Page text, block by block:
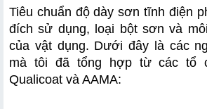
Tiêu chuẩn độ dày sơn tĩnh điện
đích sử dụng, loại bột sơn và
của vật dụng. Dưới đây là các
mà tôi đã tổng hợp từ các tổ
Qualicoat và AAMA: